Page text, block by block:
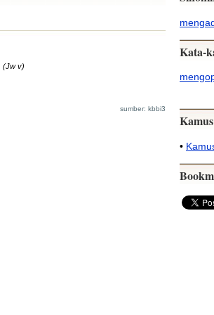
(Jw v)
sumber: kbbi3
Kata-
•